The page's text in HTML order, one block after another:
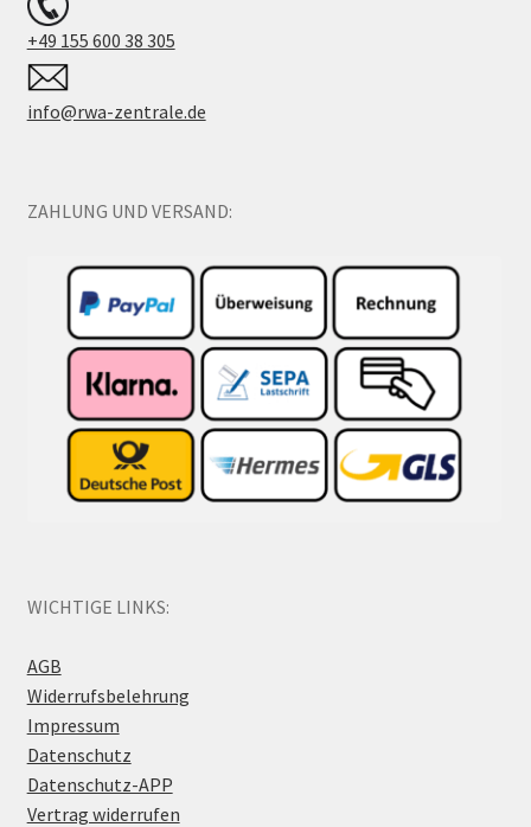
+49 155 600 38 305
info@rwa-zentrale.de
ZAHLUNG UND VERSAND:
WICHTIGE LINKS:
AGB
Widerrufsbelehrung
Impressum
Datenschutz
Datenschutz-APP
Vertrag widerrufen